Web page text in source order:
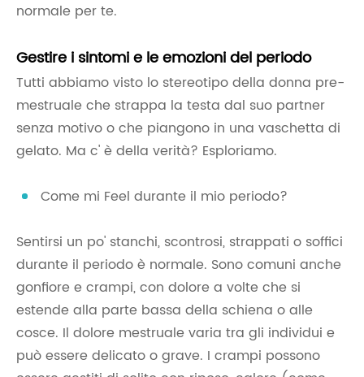
normale per te.
Gestire i sintomi e le emozioni del periodo
Tutti abbiamo visto lo stereotipo della donna pre-
mestruale che strappa la testa dal suo partner
senza motivo o che piangono in una vaschetta di
gelato. Ma c' è della verità? Esploriamo.
Come mi Feel durante il mio periodo?
Sentirsi un po' stanchi, scontrosi, strappati o soffici
durante il periodo è normale. Sono comuni anche
gonfiore e crampi, con dolore a volte che si
estende alla parte bassa della schiena o alle
cosce. Il dolore mestruale varia tra gli individui e
può essere delicato o grave. I crampi possono